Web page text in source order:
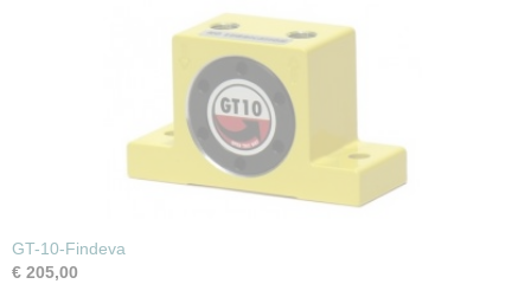
GT-10-Findeva
€ 205,00